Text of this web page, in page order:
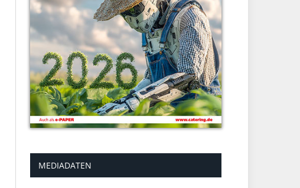
MEDIADATEN